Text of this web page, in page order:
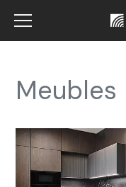
Meubles